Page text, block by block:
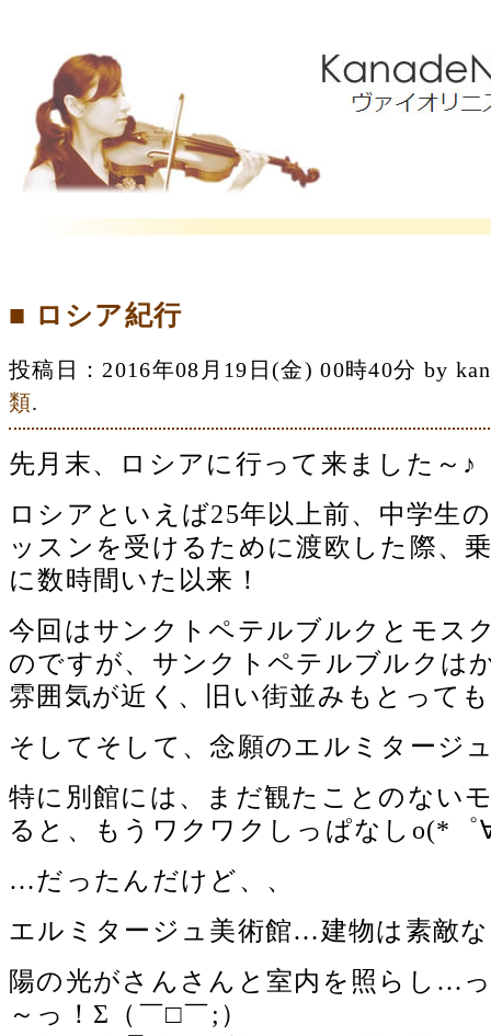
■ ロシア紀行
投稿日：2016年08月19日(金) 00時40分 by
類.
先月末、ロシアに行って来ました～♪
ロシアといえば25年以上前、中学生
ッスンを受けるために渡欧した際、
に数時間いた以来！
今回はサンクトペテルブルクとモス
のですが、サンクトペテルブルクは
雰囲気が近く、旧い街並みもとって
そしてそして、念願のエルミタージ
特に別館には、まだ観たことのない
ると、もうワクワクしっぱなしo(*゜
…だったんだけど、、
エルミタージュ美術館…建物は素敵
陽の光がさんさんと室内を照らし…
～っ！Σ（￣□￣;）